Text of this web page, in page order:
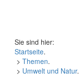
Sie sind hier:
Startseite.
> Themen.
> Umwelt und Natur.